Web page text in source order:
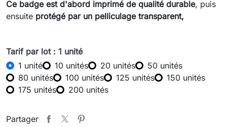
Ce badge est d'abord imprimé de qualité durable, puis
ensuite protégé par un pelliculage transparent,
Tarif par lot : 1 unité
1 unité
10 unités 20 unités
50 unités
80 unités
100 unités 125 unités
150 unités
175 unités
200 unités
Partager